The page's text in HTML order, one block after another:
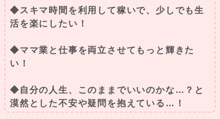
◆スキマ時間を利用して稼いで、少しでも生
活を楽にしたい！
◆ママ業と仕事を両立させてもっと輝きた
い！
◆自分の人生、このままでいいのかな…？と
漠然とした不安や疑問を抱えている…！